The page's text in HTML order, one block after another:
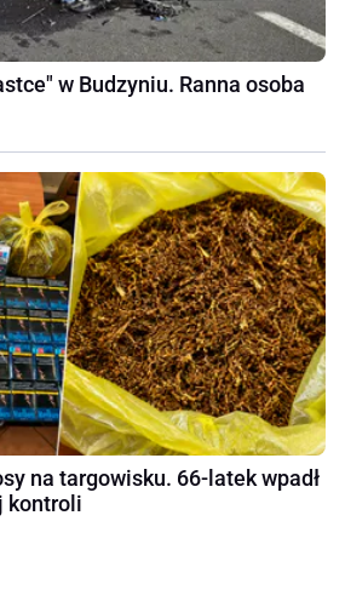
w Budzyniu. Ranna osoba
na targowisku. 66-latek wpadł
kontroli